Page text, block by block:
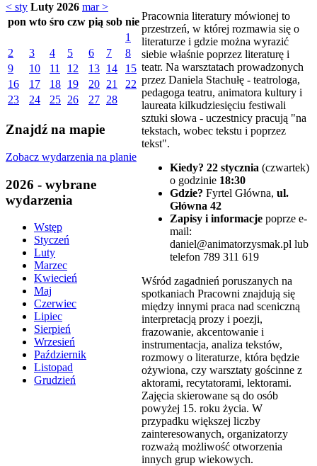
< sty Luty 2026 mar >
pon wto śro czw pią sob nie
1
2
3 4 5 6 7
8
9
10 11 12 13 14
15
16
17 18 19 20 21
22
23
24 25 26 27 28
Znajdź na mapie
Zobacz wydarzenia na planie
2026 - wybrane
wydarzenia
Wstęp
Styczeń
Luty
Marzec
Kwiecień
Maj
Czerwiec
Lipiec
Sierpień
Wrzesień
Październik
Listopad
Grudzień
Pracownia literatury mówionej to
przestrzeń, w której rozmawia się o
literaturze i gdzie można wyrazić
siebie właśnie poprzez literaturę i
teatr. Na warsztatach prowadzonych
przez Daniela Stachułę - teatrologa,
pedagoga teatru, animatora kultury i
laureata kilkudziesięciu festiwali
sztuki słowa - uczestnicy pracują "na
tekstach, wobec tekstu i poprzez
tekst".
Kiedy? 22 stycznia (czwartek)
o godzinie 18:30
Gdzie? Fyrtel Główna, ul.
Główna 42
Zapisy i informacje poprze e-
mail:
daniel@animatorzysmak.pl lub
telefon 789 311 619
Wśród zagadnień poruszanych na
spotkaniach Pracowni znajdują się
między innymi praca nad sceniczną
interpretacją prozy i poezji,
frazowanie, akcentowanie i
instrumentacja, analiza tekstów,
rozmowy o literaturze, która będzie
ożywiona, czy warsztaty gościnne z
aktorami, recytatorami, lektorami.
Zajęcia skierowane są do osób
powyżej 15. roku życia. W
przypadku większej liczby
zainteresowanych, organizatorzy
rozważą możliwość otworzenia
innych grup wiekowych.